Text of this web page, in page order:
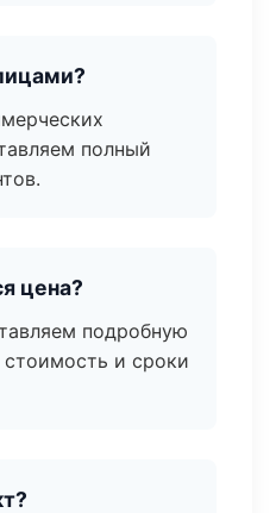
полный
цена?
подробную
и сроки